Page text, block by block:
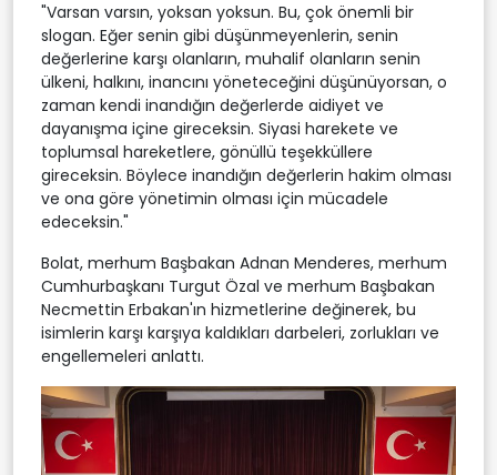
"Varsan varsın, yoksan yoksun. Bu, çok önemli bir
slogan. Eğer senin gibi düşünmeyenlerin, senin
değerlerine karşı olanların, muhalif olanların senin
ülkeni, halkını, inancını yöneteceğini düşünüyorsan, o
zaman kendi inandığın değerlerde aidiyet ve
dayanışma içine gireceksin. Siyasi harekete ve
toplumsal hareketlere, gönüllü teşekküllere
gireceksin. Böylece inandığın değerlerin hakim olması
ve ona göre yönetimin olması için mücadele
edeceksin."
Bolat, merhum Başbakan Adnan Menderes, merhum
Cumhurbaşkanı Turgut Özal ve merhum Başbakan
Necmettin Erbakan'ın hizmetlerine değinerek, bu
isimlerin karşı karşıya kaldıkları darbeleri, zorlukları ve
engellemeleri anlattı.